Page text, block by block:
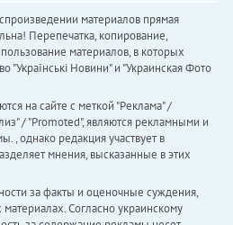
материалов прямая
Перепечатка, копирование,
материалов, в которых
"Українськi Новини" и "Украинская Фото
на сайте с меткой "Реклама" /
/ "Promoted", являются рекламными и
, однако редакция участвует в
мнения, высказанные в этих
за факты и оценочные суждения,
Согласно украинскому